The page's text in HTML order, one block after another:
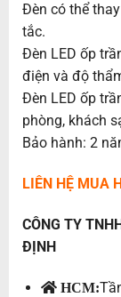
Đèn có thể
tắc.
Đèn LED ốp
điện và độ
Đèn LED ốp
phòng, khách
Bảo hành: 2
LIÊN HỆ MUA
CÔNG TY
ĐỊNH
HCM: